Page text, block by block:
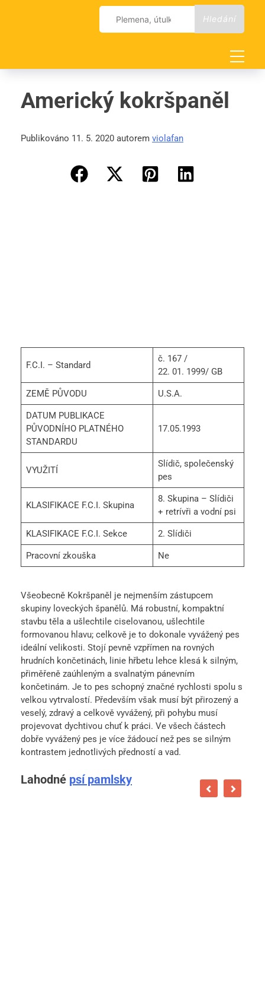
Vyhledávání
Americký kokršpaněl
Publikováno 11. 5. 2020 autorem violafan
F.C.I. – Standard
č. 167 /
22. 01. 1999/ GB
ZEMĚ PŮVODU U.S.A.
DATUM PUBLIKACE
PŮVODNÍHO PLATNÉHO
STANDARDU
17.05.1993
VYUŽITÍ
Slídič, společenský
pes
KLASIFIKACE F.C.I. Skupina
8. Skupina – Slídiči
+ retrívři a vodní psi
KLASIFIKACE F.C.I. Sekce 2. Slídiči
Pracovní zkouška Ne
Všeobecně Kokršpaněl je nejmenším zástupcem
skupiny loveckých španělů. Má robustní, kompaktní
stavbu těla a ušlechtile ciselovanou, ušlechtile
formovanou hlavu; celkově je to dokonale vyvážený pes
ideální velikosti. Stojí pevně vzpřímen na rovných
hrudních končetinách, linie hřbetu lehce klesá k silným,
přiměřeně zaúhleným a svalnatým pánevním
končetinám. Je to pes schopný značné rychlosti spolu s
velkou vytrvalostí. Především však musí být přirozený a
veselý, zdravý a celkově vyvážený, při pohybu musí
projevovat dychtivou chuť k práci. Ve všech částech
dobře vyvážený pes je více žádoucí než pes se silným
kontrastem jednotlivých předností a vad.
Lahodné psí pamlsky